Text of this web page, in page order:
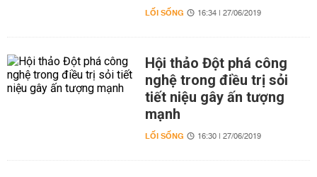
LỐI SỐNG 16:34 | 27/06/2019
Hội thảo Đột phá công
nghệ trong điều trị sỏi
tiết niệu gây ấn tượng
mạnh
LỐI SỐNG 16:30 | 27/06/2019